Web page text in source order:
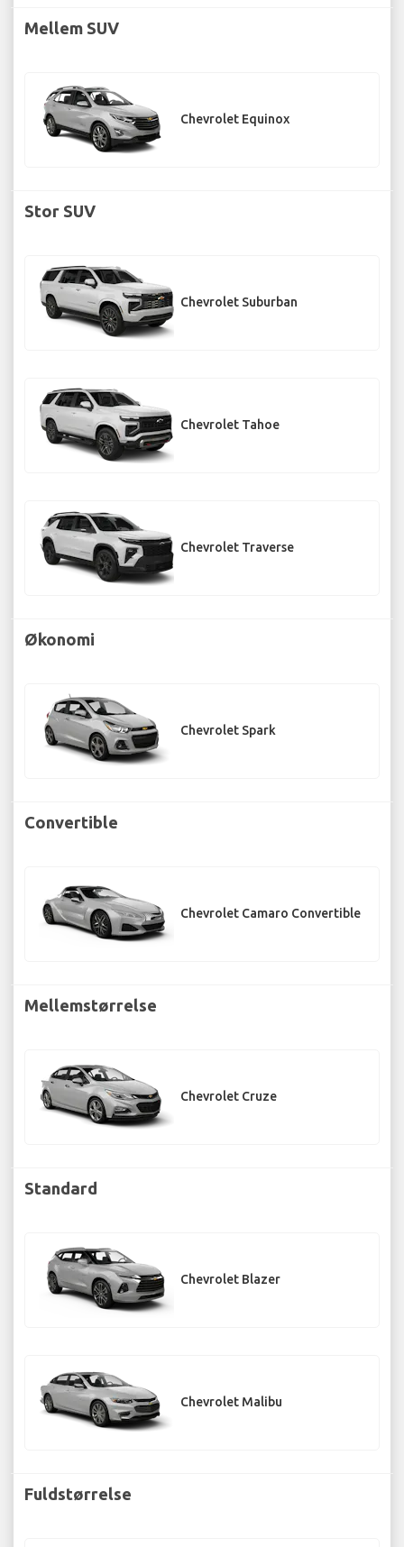
Mellem SUV
Chevrolet Equinox
Stor SUV
Chevrolet Suburban
Chevrolet Tahoe
Chevrolet Traverse
Økonomi
Chevrolet Spark
Convertible
Chevrolet Camaro Convertible
Mellemstørrelse
Chevrolet Cruze
Standard
Chevrolet Blazer
Chevrolet Malibu
Fuldstørrelse